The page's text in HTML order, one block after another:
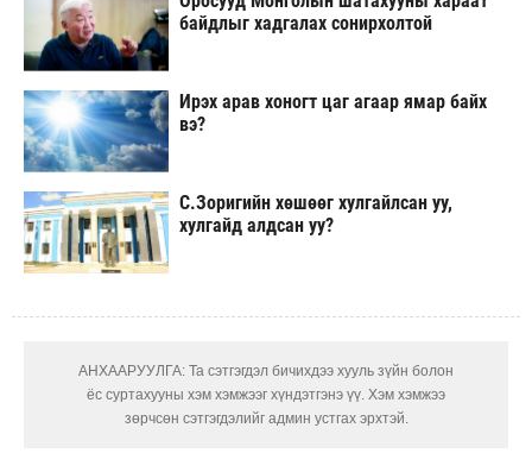
байдлыг хадгалах сонирхолтой
Ирэх арав хоногт цаг агаар ямар байх
вэ?
С.Зоригийн хөшөөг хулгайлсан уу,
хулгайд алдсан уу?
АНХААРУУЛГА: Та сэтгэгдэл бичихдээ хууль зүйн болон
ёс суртахууны хэм хэмжээг хүндэтгэнэ үү. Хэм хэмжээ
зөрчсөн сэтгэгдэлийг админ устгах эрхтэй.